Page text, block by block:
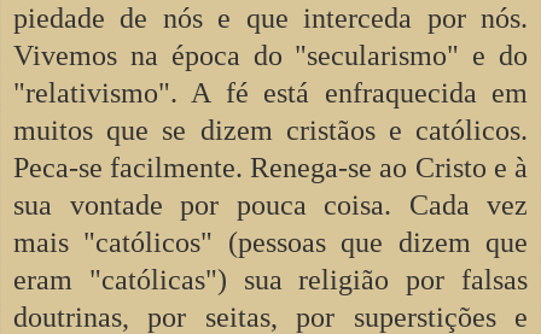
piedade de nós e que interceda por nós.
Vivemos na época do "secularismo" e do
"relativismo". A fé está enfraquecida em
muitos que se dizem cristãos e católicos.
Peca-se facilmente. Renega-se ao Cristo e à
sua vontade por pouca coisa. Cada vez
mais "católicos" (pessoas que dizem que
eram "católicas") sua religião por falsas
doutrinas, por seitas, por superstições e